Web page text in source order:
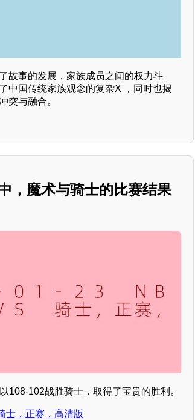
故事的发展，家族成员之间的权力斗
中国传统家族观念的复杂X ，同时也揭
突与融合。
，魔术与骑士的比赛结果
108-102战胜骑士，取得了宝贵的胜利。
士，正赛，高清版